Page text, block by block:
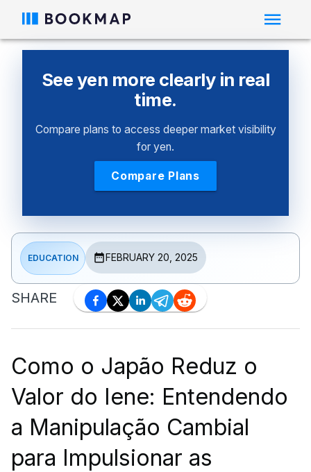
See yen more clearly in real
time.
Compare plans to access deeper market visibility
for yen.
Compare Plans
EDUCATION FEBRUARY 20, 2025
SHARE
Como o Japão Reduz o
Valor do Iene: Entendendo
a Manipulação Cambial
para Impulsionar as